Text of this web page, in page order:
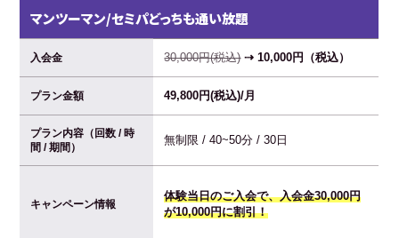
マンツーマン/セミパどっちも通い放題
入会金 30,000円(税込)⇢ 10,000円（税込）
プラン金額 49,800円(税込)/月
プラン内容（回数 / 時
間 / 期間）
無制限 / 40~50分 / 30日
キャンペーン情報
体験当日のご入会で、入会金30,000円
が10,000円に割引！